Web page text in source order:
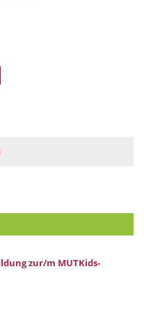
zur/m MUTKids-